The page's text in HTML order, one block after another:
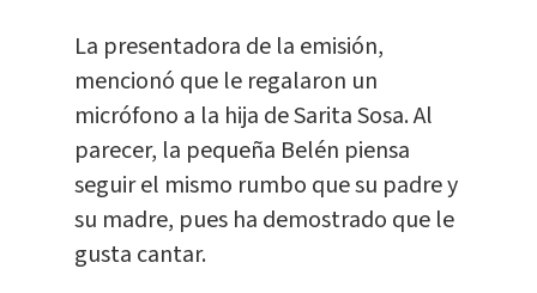
La presentadora de la emisión,
mencionó que le regalaron un
micrófono a la hija de Sarita Sosa. Al
parecer, la pequeña Belén piensa
seguir el mismo rumbo que su padre y
su madre, pues ha demostrado que le
gusta cantar.